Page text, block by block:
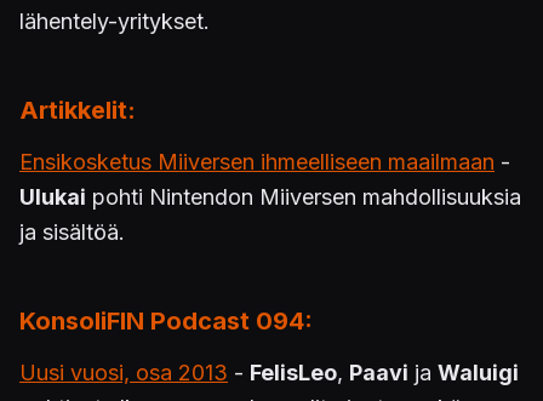
lähentely-yritykset.
Artikkelit:
Ensikosketus Miiversen ihmeelliseen maailmaan -
Ulukai pohti Nintendon Miiversen mahdollisuuksia
ja sisältöä.
KonsoliFIN Podcast 094:
Uusi vuosi, osa 2013 - FelisLeo, Paavi ja Waluigi